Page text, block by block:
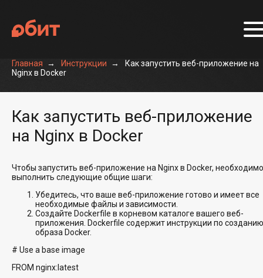
Главная Инструкции
Как запустить веб-приложение на
Nginx в Docker
Как запустить веб-приложение
на Nginx в Docker
Чтобы запустить веб-приложение на Nginx в Docker, необходимо
выполнить следующие общие шаги:
Убедитесь, что ваше веб-приложение готово и имеет все
необходимые файлы и зависимости.
Создайте Dockerfile в корневом каталоге вашего веб-
приложения. Dockerfile содержит инструкции по созданию
образа Docker.
# Use a base image
FROM nginx:latest